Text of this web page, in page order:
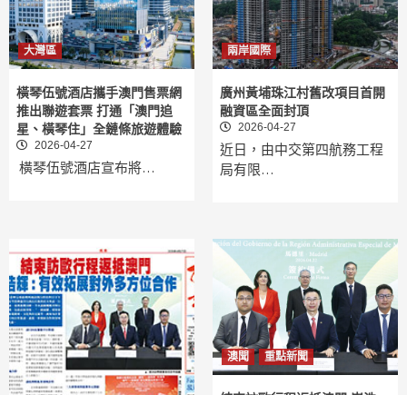
大灣區
橫琴伍號酒店攜手澳門售票網
推出聯遊套票 打通「澳門追
星、橫琴住」全鏈條旅遊體驗
2026-04-27
橫琴伍號酒店宣布將…
兩岸國際
廣州黃埔珠江村舊改項目首開
融資區全面封頂
2026-04-27
近日，由中交第四航務工程
局有限…
澳聞 重點新聞